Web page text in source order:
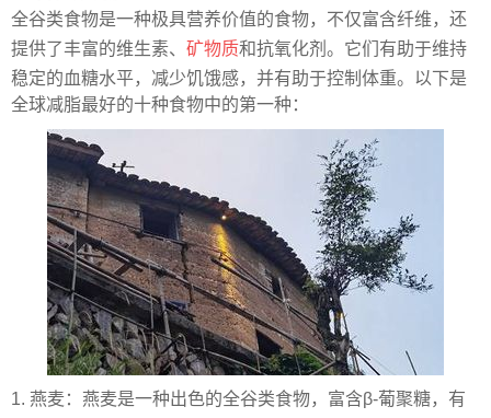
全谷类食物是一种极具营养价值的食物，不仅富含纤维，还
提供了丰富的维生素、 矿物质和抗氧化剂。它们有助于维持
稳定的血糖水平，减少饥饿感，并有助于控制体重。以下是
全球减脂最好的十种食物中的第一种：
1. 燕麦：燕麦是一种出色的全谷类食物，富含β-葡聚糖，有